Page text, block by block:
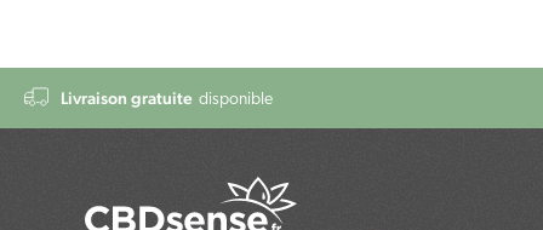
Livraison gratuite disponible